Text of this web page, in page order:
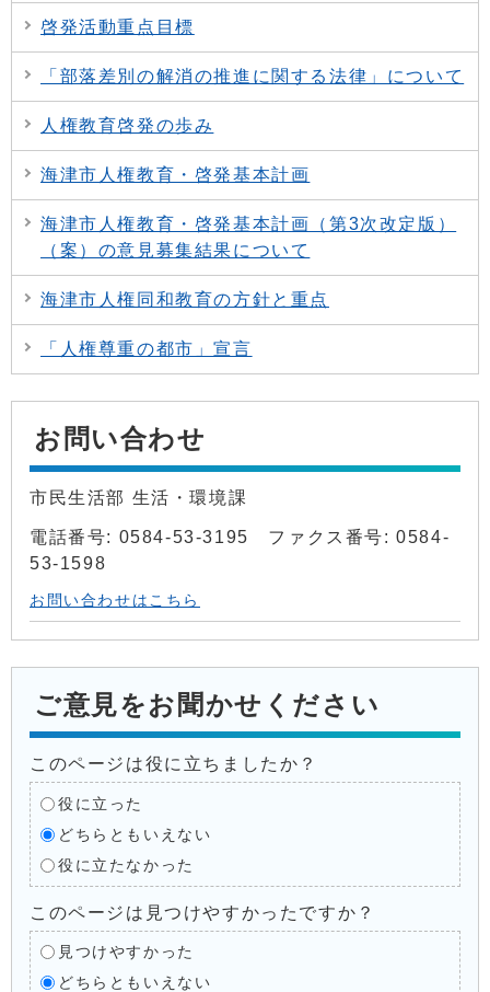
啓発活動重点目標
「部落差別の解消の推進に関する法律」について
人権教育啓発の歩み
海津市人権教育・啓発基本計画
海津市人権教育・啓発基本計画（第3次改定版）
（案）の意見募集結果について
海津市人権同和教育の方針と重点
「人権尊重の都市」宣言
お問い合わせ
市民生活部 生活・環境課
電話番号: 0584-53-3195 ファクス番号: 0584-
53-1598
お問い合わせはこちら
ご意見をお聞かせください
このページは役に立ちましたか？
役に立った
どちらともいえない
役に立たなかった
このページは見つけやすかったですか？
見つけやすかった
どちらともいえない